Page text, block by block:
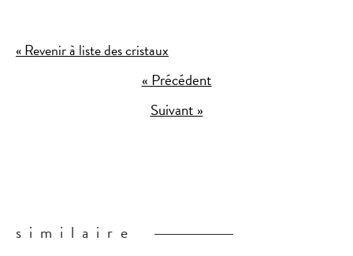
« Revenir à liste des cristaux
« Précédent
Suivant »
similaire